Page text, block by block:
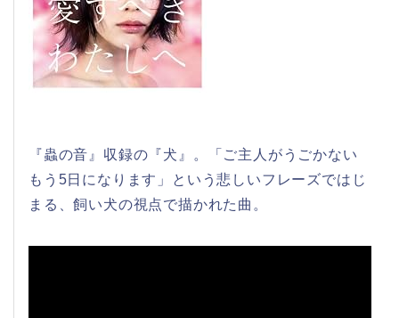
『蟲の音』収録の『犬』。「ご主人がうごかない
もう5日になります」という悲しいフレーズではじ
まる、飼い犬の視点で描かれた曲。